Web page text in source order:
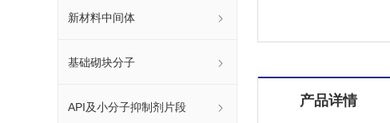
新材料中间体
基础砌块分子
API及小分子抑制剂片段 产品详情